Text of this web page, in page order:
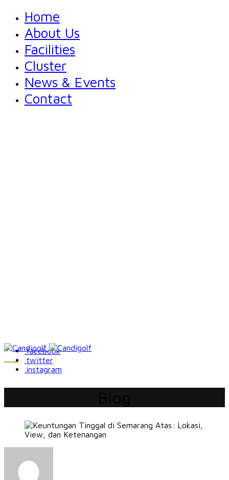
Home
About Us
Facilities
Cluster
News & Events
Contact
.facebook
.twitter
.instagram